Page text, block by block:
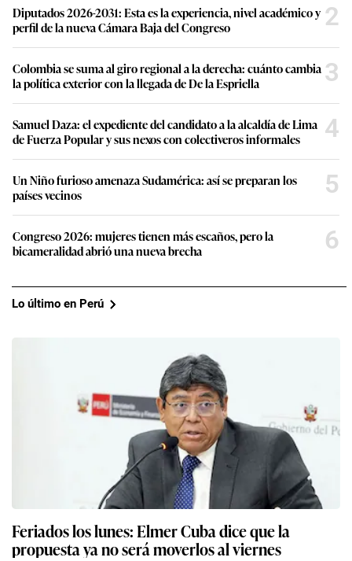
Diputados 2026-2031: Esta es la experiencia, nivel académico y
perfil de la nueva Cámara Baja del Congreso
2
Colombia se suma al giro regional a la derecha: cuánto cambia
la política exterior con la llegada de De la Espriella
3
Samuel Daza: el expediente del candidato a la alcaldía de Lima
de Fuerza Popular y sus nexos con colectiveros informales
4
Un Niño furioso amenaza Sudamérica: así se preparan los
países vecinos
5
Congreso 2026: mujeres tienen más escaños, pero la
bicameralidad abrió una nueva brecha
6
Lo último en Perú
Feriados los lunes: Elmer Cuba dice que la
propuesta ya no será moverlos al viernes